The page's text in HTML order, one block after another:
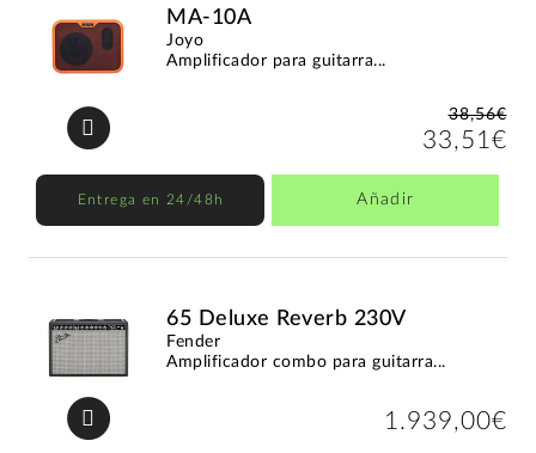
MA-10A
Joyo
Amplificador para guitarra...
38,56€
33,51€
Entrega en 24/48h Añadir
65 Deluxe Reverb 230V
Fender
Amplificador combo para guitarra...
1.939,00€